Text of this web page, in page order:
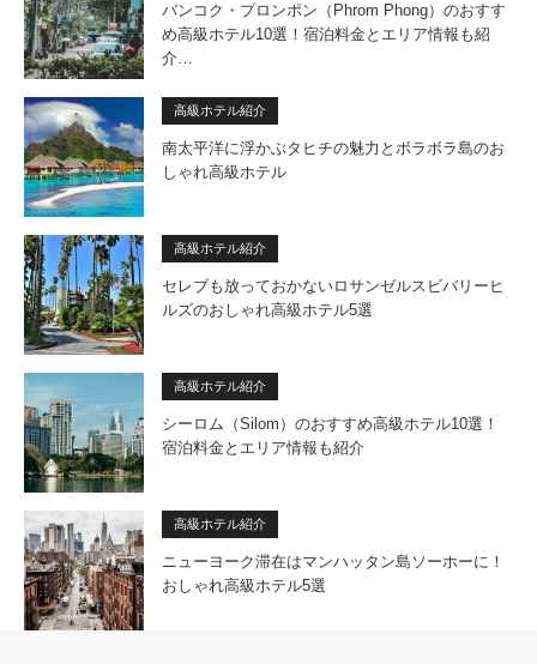
バンコク・プロンポン（Phrom Phong）のおすす
め高級ホテル10選！宿泊料金とエリア情報も紹
介…
高級ホテル紹介
南太平洋に浮かぶタヒチの魅力とボラボラ島のお
しゃれ高級ホテル
高級ホテル紹介
セレブも放っておかないロサンゼルスビバリーヒ
ルズのおしゃれ高級ホテル5選
高級ホテル紹介
シーロム（Silom）のおすすめ高級ホテル10選！
宿泊料金とエリア情報も紹介
高級ホテル紹介
ニューヨーク滞在はマンハッタン島ソーホーに！
おしゃれ高級ホテル5選